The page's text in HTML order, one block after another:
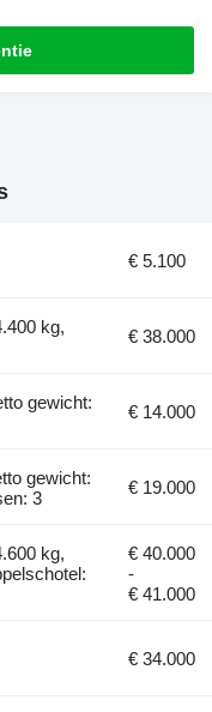
€ 5.100
kg,
€ 38.000
gewicht:
€ 14.000
gewicht:
3
€ 19.000
kg,
€ 40.000
-
€ 41.000
€ 34.000